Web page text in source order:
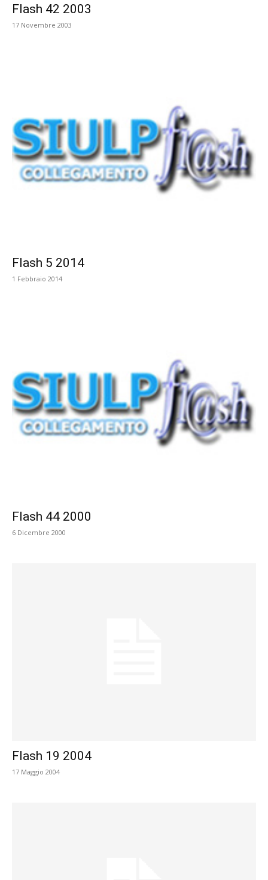
Flash 42 2003
17 Novembre 2003
Flash 5 2014
1 Febbraio 2014
Flash 44 2000
6 Dicembre 2000
Flash 19 2004
17 Maggio 2004